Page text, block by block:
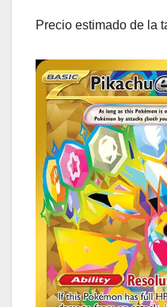
Precio estimado de la